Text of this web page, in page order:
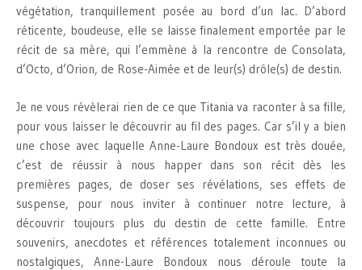
végétation, tranquillement posée au bord d’un lac. D’abord
réticente, boudeuse, elle se laisse finalement emportée par le
récit de sa mère, qui l’emmène à la rencontre de Consolata,
d’Octo, d’Orion, de Rose-Aimée et de leur(s) drôle(s) de destin.
Je ne vous révèlerai rien de ce que Titania va raconter à sa fille,
pour vous laisser le découvrir au fil des pages. Car s’il y a bien
une chose avec laquelle Anne-Laure Bondoux est très douée,
c’est de réussir à nous happer dans son récit dès les
premières pages, de doser ses révélations, ses effets de
suspense, pour nous inviter à continuer notre lecture, à
découvrir toujours plus du destin de cette famille. Entre
souvenirs, anecdotes et références totalement inconnues ou
nostalgiques, Anne-Laure Bondoux nous déroule toute la